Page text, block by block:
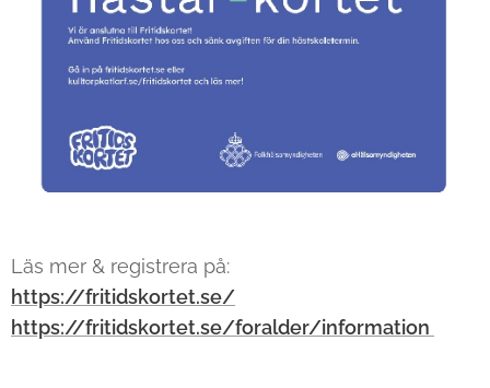
Läs mer & registrera på:
https://fritidskortet.se/
https://fritidskortet.se/foralder/information